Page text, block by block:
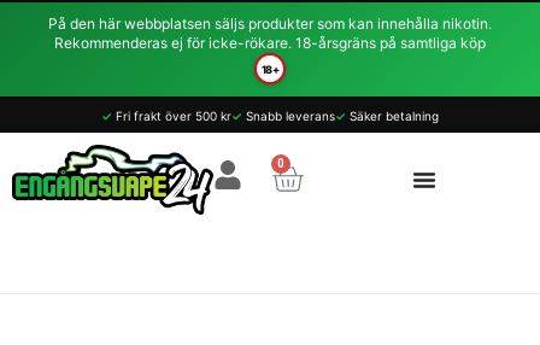
På den här webbplatsen säljs produkter som kan innehålla nikotin.
Rekommenderas ej för icke-rökare. 18-årsgräns på samtliga köp
18+
Hoppa
✓ Fri frakt över 500 kr✓ Snabb leverans✓ Säker betalning
0
Varukorg